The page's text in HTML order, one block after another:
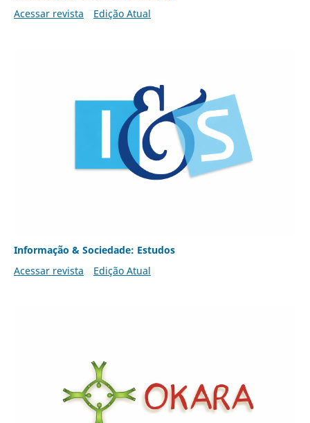
Acessar revista
Edição Atual
Informação & Sociedade: Estudos
Acessar revista
Edição Atual